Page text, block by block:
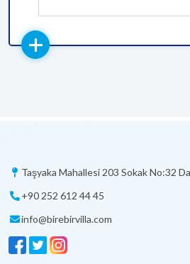
Taşyaka Mahallesi 203 Sokak No:32
+90 252 612 44 45
info@birebirvilla.com